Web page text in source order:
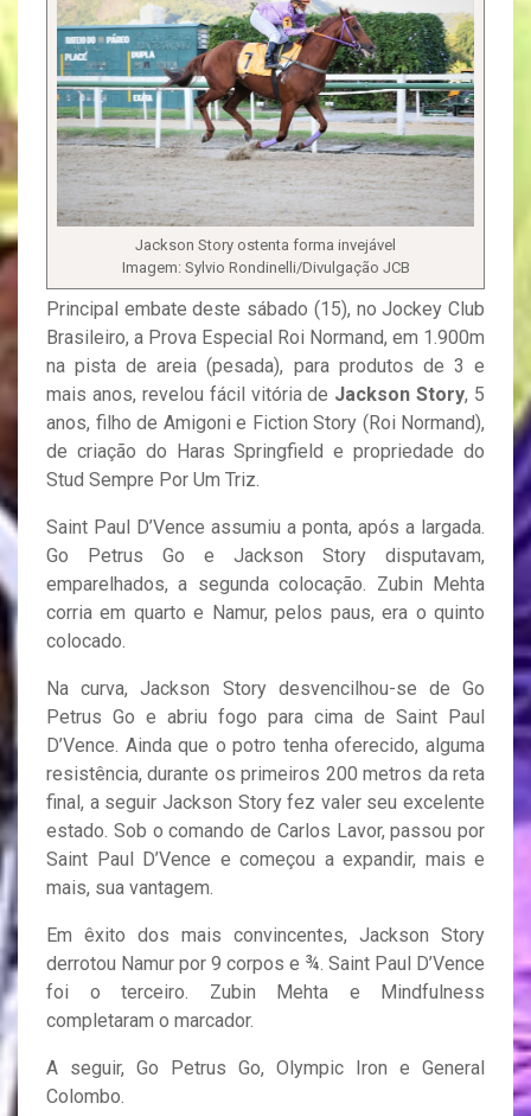
Jackson Story ostenta forma invejável
Imagem: Sylvio Rondinelli/Divulgação JCB
Principal embate deste sábado (15), no Jockey Club
Brasileiro, a Prova Especial Roi Normand, em 1.900m
na pista de areia (pesada), para produtos de 3 e
mais anos, revelou fácil vitória de Jackson Story, 5
anos, filho de Amigoni e Fiction Story (Roi Normand),
de criação do Haras Springfield e propriedade do
Stud Sempre Por Um Triz.
Saint Paul D’Vence assumiu a ponta, após a largada.
Go Petrus Go e Jackson Story disputavam,
emparelhados, a segunda colocação. Zubin Mehta
corria em quarto e Namur, pelos paus, era o quinto
colocado.
Na curva, Jackson Story desvencilhou-se de Go
Petrus Go e abriu fogo para cima de Saint Paul
D’Vence. Ainda que o potro tenha oferecido, alguma
resistência, durante os primeiros 200 metros da reta
final, a seguir Jackson Story fez valer seu excelente
estado. Sob o comando de Carlos Lavor, passou por
Saint Paul D’Vence e começou a expandir, mais e
mais, sua vantagem.
Em êxito dos mais convincentes, Jackson Story
derrotou Namur por 9 corpos e ¾. Saint Paul D’Vence
foi o terceiro. Zubin Mehta e Mindfulness
completaram o marcador.
A seguir, Go Petrus Go, Olympic Iron e General
Colombo.